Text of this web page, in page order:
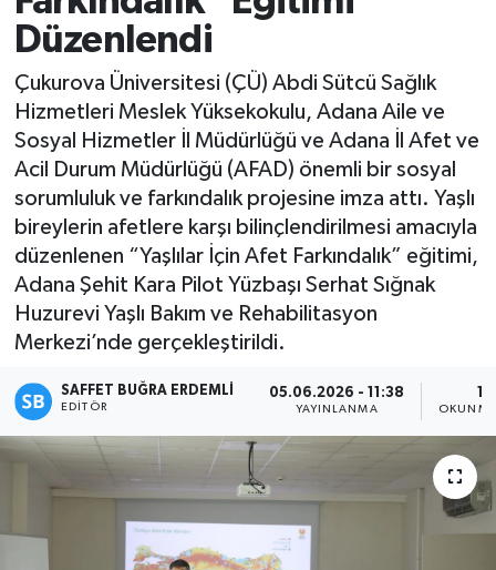
Düzenlendi
Çukurova Üniversitesi (ÇÜ) Abdi Sütcü Sağlık
Hizmetleri Meslek Yüksekokulu, Adana Aile ve
Sosyal Hizmetler İl Müdürlüğü ve Adana İl Afet ve
Acil Durum Müdürlüğü (AFAD) önemli bir sosyal
sorumluluk ve farkındalık projesine imza attı. Yaşlı
bireylerin afetlere karşı bilinçlendirilmesi amacıyla
düzenlenen “Yaşlılar İçin Afet Farkındalık” eğitimi,
Adana Şehit Kara Pilot Yüzbaşı Serhat Sığnak
Huzurevi Yaşlı Bakım ve Rehabilitasyon
Merkezi’nde gerçekleştirildi.
SAFFET BUĞRA ERDEMLI
EDITÖR
05.06.2026 - 11:38
YAYINLANMA
Magazin
Özel
Resmi İlanlar
Sağlık
Siyaset
Spor
Yerel Yönetimler
Yurttan